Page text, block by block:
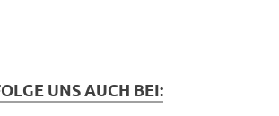
UNS AUCH BEI: